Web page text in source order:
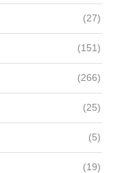
(27)
(151)
(266)
(25)
(5)
(19)